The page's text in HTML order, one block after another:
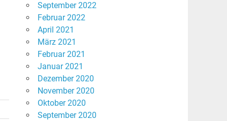
September 2022
Februar 2022
April 2021
März 2021
Februar 2021
Januar 2021
Dezember 2020
November 2020
Oktober 2020
September 2020